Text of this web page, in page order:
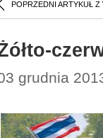
POPRZEDNI ARTYKUŁ Z
grudnia